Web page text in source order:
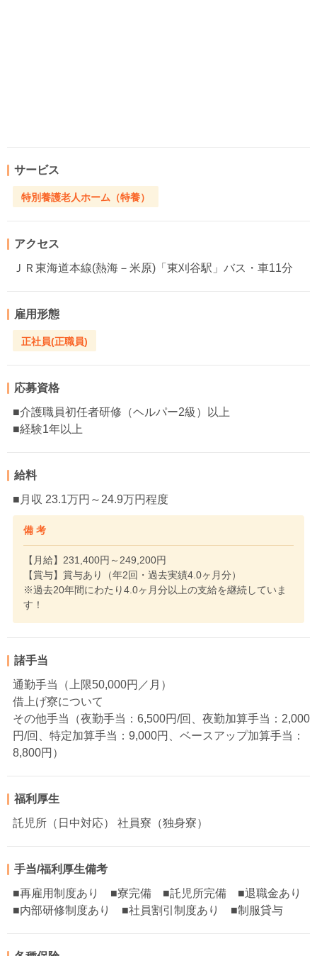
サービス
特別養護老人ホーム（特養）
アクセス
ＪＲ東海道本線(熱海－米原)「東刈谷駅」バス・車11分
雇用形態
正社員(正職員)
応募資格
■介護職員初任者研修（ヘルパー2級）以上
■経験1年以上
給料
■月収 23.1万円～24.9万円程度
備 考
【月給】231,400円～249,200円
【賞与】賞与あり（年2回・過去実績4.0ヶ月分）
※過去20年間にわたり4.0ヶ月分以上の支給を継続していま
す！
諸手当
通勤手当（上限50,000円／月）
借上げ寮について
その他手当（夜勤手当：6,500円/回、夜勤加算手当：2,000
円/回、特定加算手当：9,000円、ベースアップ加算手当：
8,800円）
福利厚生
託児所（日中対応） 社員寮（独身寮）
手当/福利厚生備考
■再雇用制度あり ■寮完備 ■託児所完備 ■退職金あり
■内部研修制度あり ■社員割引制度あり ■制服貸与